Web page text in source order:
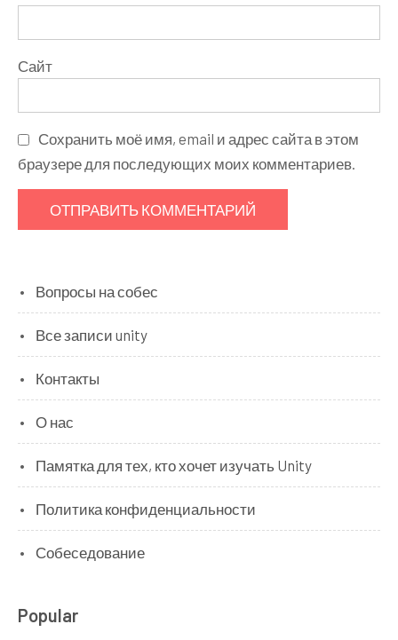
Сайт
Сохранить моё имя, email и адрес сайта в этом
браузере для последующих моих комментариев.
Вопросы на собес
Все записи unity
Контакты
О нас
Памятка для тех, кто хочет изучать Unity
Политика конфиденциальности
Собеседование
Popular